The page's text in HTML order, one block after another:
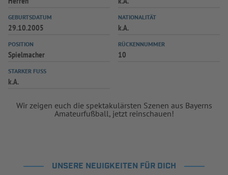
SPIELPLUS
GEBURTSDATUM
29.10.2005
NATIONALITÄT
k.A.
POSITION
Spielmacher
RÜCKENNUMMER
10
STARKER FUSS
k.A.
Wir zeigen euch die spektakulärsten Szenen aus Bayerns
Amateurfußball, jetzt reinschauen!
UNSERE NEUIGKEITEN FÜR DICH